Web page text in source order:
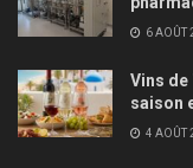
6 AOÛT
Vins de
saison
4 AOÛT